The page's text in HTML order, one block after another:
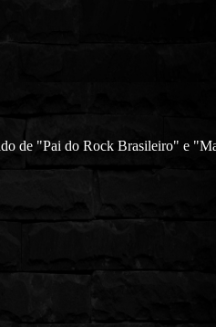
de "Pai do Rock Brasileiro" e